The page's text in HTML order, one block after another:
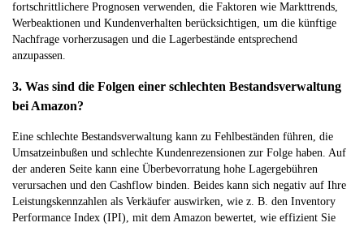
fortschrittlichere Prognosen verwenden, die Faktoren wie Markttrends,
Werbeaktionen und Kundenverhalten berücksichtigen, um die künftige
Nachfrage vorherzusagen und die Lagerbestände entsprechend
anzupassen.
3. Was sind die Folgen einer schlechten Bestandsverwaltung
bei Amazon?
Eine schlechte Bestandsverwaltung kann zu Fehlbeständen führen, die
Umsatzeinbußen und schlechte Kundenrezensionen zur Folge haben. Auf
der anderen Seite kann eine Überbevorratung hohe Lagergebühren
verursachen und den Cashflow binden. Beides kann sich negativ auf Ihre
Leistungskennzahlen als Verkäufer auswirken, wie z. B. den Inventory
Performance Index (IPI), mit dem Amazon bewertet, wie effizient Sie